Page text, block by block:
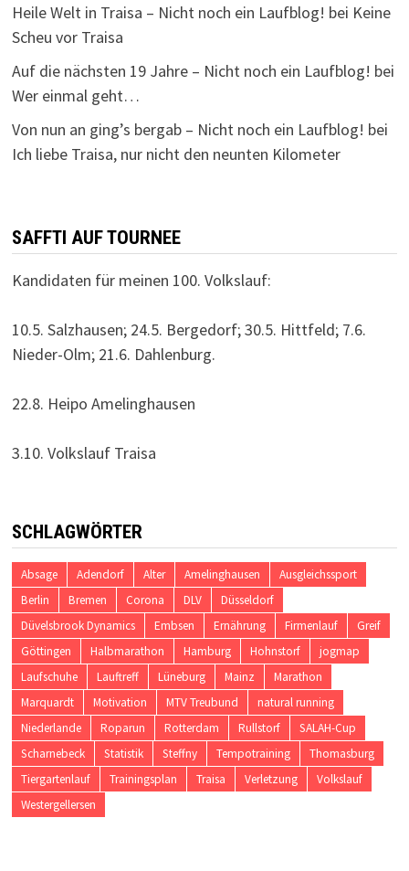
Heile Welt in Traisa – Nicht noch ein Laufblog! bei Keine
Scheu vor Traisa
Auf die nächsten 19 Jahre – Nicht noch ein Laufblog! bei
Wer einmal geht…
Von nun an ging’s bergab – Nicht noch ein Laufblog! bei
Ich liebe Traisa, nur nicht den neunten Kilometer
SAFFTI AUF TOURNEE
Kandidaten für meinen 100. Volkslauf:
10.5. Salzhausen; 24.5. Bergedorf; 30.5. Hittfeld; 7.6.
Nieder-Olm; 21.6. Dahlenburg.
22.8. Heipo Amelinghausen
3.10. Volkslauf Traisa
SCHLAGWÖRTER
Absage Adendorf Alter Amelinghausen
Ausgleichssport
Berlin
Bremen Corona DLV
Düsseldorf
Düvelsbrook Dynamics
Embsen Ernährung Firmenlauf
Greif
Göttingen
Halbmarathon Hamburg Hohnstorf
jogmap
Laufschuhe
Lauftreff Lüneburg Mainz
Marathon
Marquardt
Motivation MTV Treubund
natural running
Niederlande
Roparun Rotterdam Rullstorf
SALAH-Cup
Scharnebeck
Statistik Steffny Tempotraining
Thomasburg
Tiergartenlauf
Trainingsplan Traisa Verletzung
Volkslauf
Westergellersen